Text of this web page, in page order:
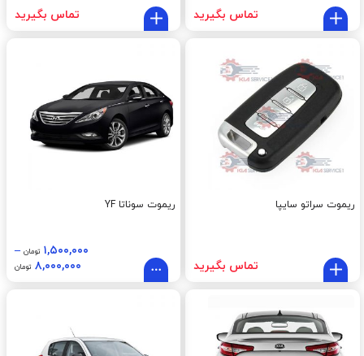
تماس بگیرید تماس بگیرید
ریموت سراتو سایپا
تماس بگیرید
ریموت سوناتا YF
۱,۵۰۰,۰۰۰ تومان –
۸,۰۰۰,۰۰۰ تومان